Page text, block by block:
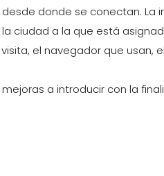
donde se conectan.
ciudad a la que está
el navegador que
a introducir con la